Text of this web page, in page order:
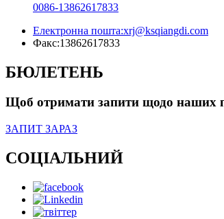
0086-13862617833
Електронна пошта:xrj@ksqiangdi.com
Факс:13862617833
БЮЛЕТЕНЬ
Щоб отримати запити щодо наших
ЗАПИТ ЗАРАЗ
СОЦІАЛЬНИЙ